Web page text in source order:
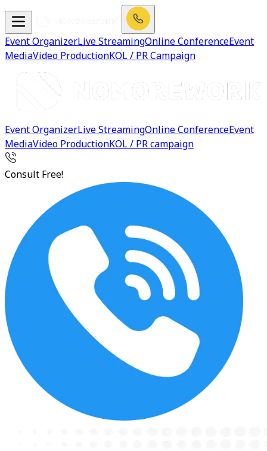
Event OrganizerLive StreamingOnline ConferenceEvent
MediaVideo ProductionKOL / PR Campaign
Event OrganizerLive StreamingOnline ConferenceEvent
MediaVideo ProductionKOL / PR campaign
Consult Free!